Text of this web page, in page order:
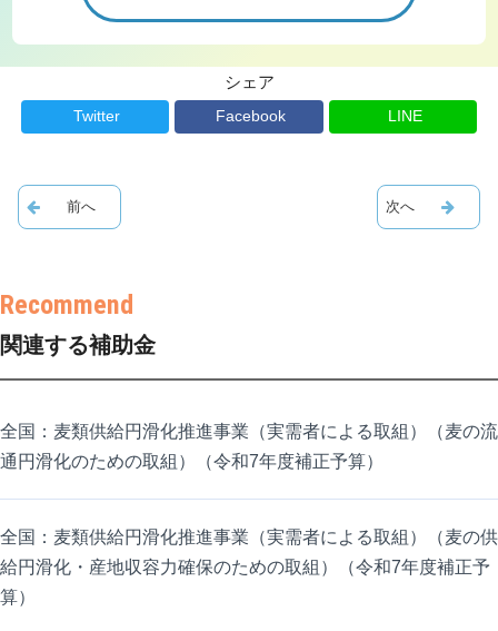
シェア
Twitter Facebook LINE
関連する補助金
全国：麦類供給円滑化推進事業（実需者による取組）（麦の流
通円滑化のための取組）（令和7年度補正予算）
全国：麦類供給円滑化推進事業（実需者による取組）（麦の供
給円滑化・産地収容力確保のための取組）（令和7年度補正予
算）